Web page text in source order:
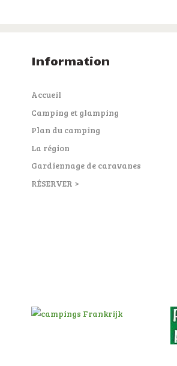
Information
Accueil
Camping et glamping
Plan du camping
La région
Gardiennage de caravanes
RÉSERVER >